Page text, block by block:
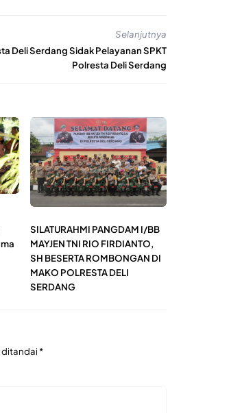
Selanjutnya
Deli Serdang Sidak Pelayanan SPKT
Polresta Deli Serdang
SILATURAHMI PANGDAM I/BB
MAYJEN TNI RIO FIRDIANTO,
SH BESERTA ROMBONGAN DI
MAKO POLRESTA DELI
SERDANG
ditandai*